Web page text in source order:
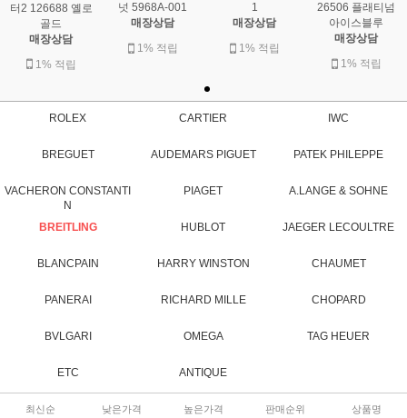
터2 126688 옐로
골드
매장상담
1% 적립
넛 5968A-001
매장상담
1% 적립
1
매장상담
1% 적립
26506 플래티넘
아이스블루
매장상담
1% 적립
ROLEX CARTIER IWC
BREGUET AUDEMARS PIGUET PATEK PHILEPPE
VACHERON CONSTANTI
N
PIAGET A.LANGE & SOHNE
BREITLING HUBLOT JAEGER LECOULTRE
BLANCPAIN HARRY WINSTON CHAUMET
PANERAI RICHARD MILLE CHOPARD
BVLGARI OMEGA TAG HEUER
ETC ANTIQUE
최신순 낮은가격 높은가격 판매순위 상품명